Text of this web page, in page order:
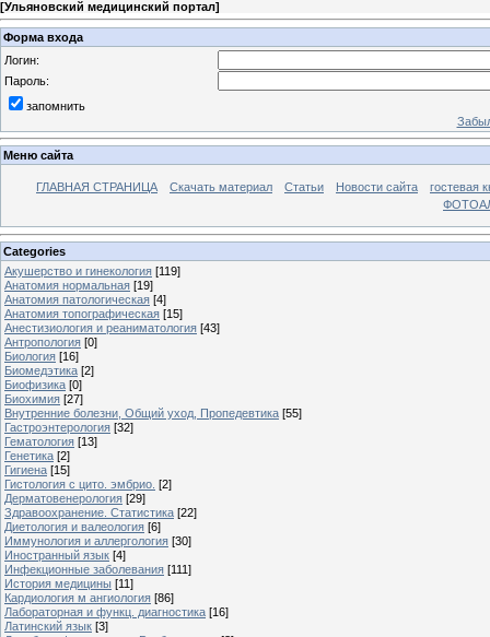
[Ульяновский медицинский портал]
Форма входа
Логин:
Пароль:
запомнить
Меню сайта
ГЛАВНАЯ СТРАНИЦА Скачать материал Статьи Новости сайта
гостевая
Categories
Акушерство и гинекология [119]
Анатомия нормальная [19]
Анатомия патологическая [4]
Анатомия топографическая [15]
Анестизиология и реаниматология [43]
Антропология [0]
Биология [16]
Биомедэтика [2]
Биофизика [0]
Биохимия [27]
Внутренние болезни, Общий уход, Пропедевтика [55]
Гастроэнтерология [32]
Гематология [13]
Генетика [2]
Гигиена [15]
Гистология с цито. эмбрио. [2]
Дерматовенерология [29]
Здравоохранение. Статистика [22]
Диетология и валеология [6]
Иммунология и аллергология [30]
Иностранный язык [4]
Инфекционные заболевания [111]
История медицины [11]
Кардиология м ангиология [86]
Лабораторная и функц. диагностика [16]
Латинский язык [3]